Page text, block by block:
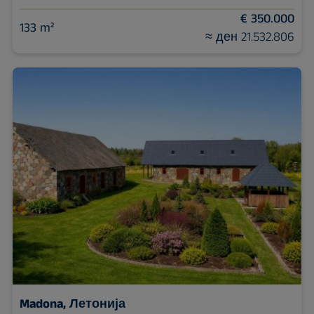
133 m²
€ 350.000
≈ ден 21.532.806
Madona, Летонија